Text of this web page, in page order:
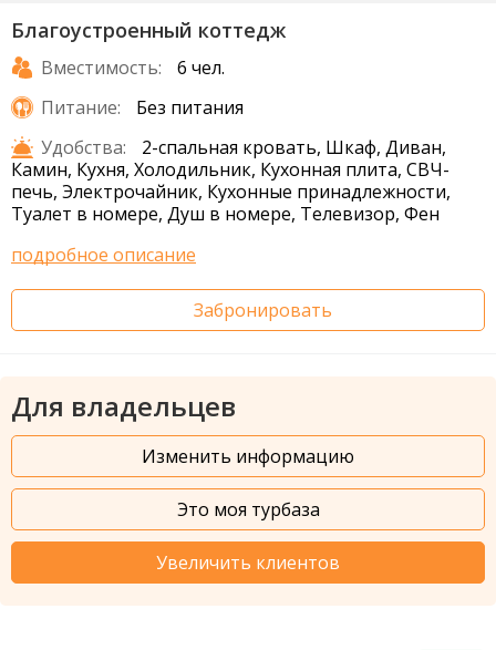
Благоустроенный коттедж
Вместимость:
6 чел.
Питание:
Без питания
Удобства:
2-спальная кровать, Шкаф, Диван,
Камин, Кухня, Холодильник, Кухонная плита, СВЧ-
печь, Электрочайник, Кухонные принадлежности,
Туалет в номере, Душ в номере, Телевизор, Фен
подробное описание
Забронировать
Для владельцев
Изменить информацию
Это моя турбаза
Увеличить клиентов